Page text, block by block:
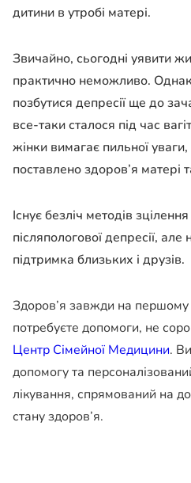
дитини в утробі матері.
Звичайно, сьогодні уявити
практично неможливо.
позбутися депресії ще до
все-таки сталося під час
жінки вимагає пильної
поставлено здоров’я матері
Існує безліч методів
післяпологової депресії,
підтримка близьких і друзів.
Здоров’я завжди на першому
потребуєте допомоги, не
Центр Сімейної Медицини.
допомогу та
лікування, спрямований на
стану здоров’я.